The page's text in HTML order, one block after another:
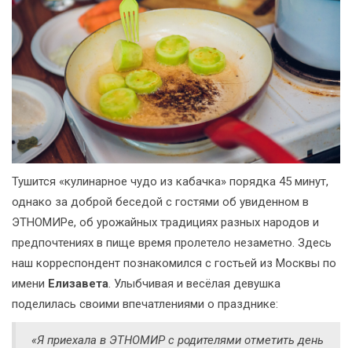
Тушится «кулинарное чудо из кабачка» порядка 45 минут,
однако за доброй беседой с гостями об увиденном в
ЭТНОМИРе, об урожайных традициях разных народов и
предпочтениях в пище время пролетело незаметно. Здесь
наш корреспондент познакомился с гостьей из Москвы по
имени Елизавета. Улыбчивая и весёлая девушка
поделилась своими впечатлениями о празднике:
«Я приехала в ЭТНОМИР с родителями отметить день